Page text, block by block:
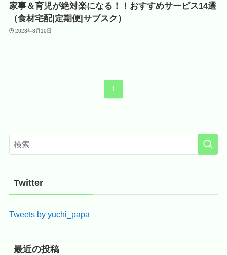
家事＆育児が絶対楽になる！！おすすめサービス14選
（食材宅配|定期便|サブスク）
2023年8月10日
1
Twitter
Tweets by yuchi_papa
最近の投稿